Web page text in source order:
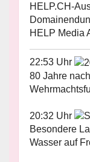
HELP.CH-
HELP Media
22:53 Uhr
80 Jahre
20:32 Uhr
Besondere
Wasser auf